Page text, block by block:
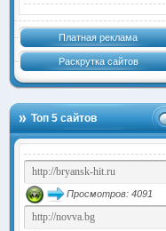
Платная реклама
Раскрутка сайтов
Топ 5 сайтов
Просмотров: 4091